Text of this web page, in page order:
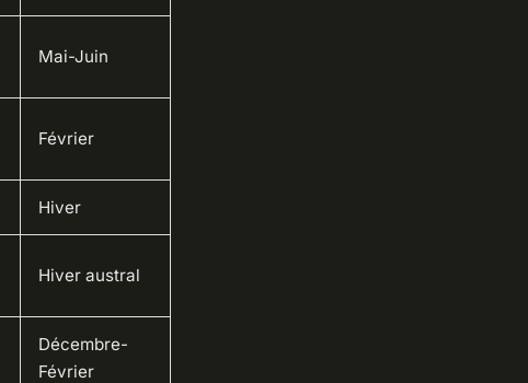
Mai-Juin
Février
Hiver
Hiver austral
Décembre-
Février